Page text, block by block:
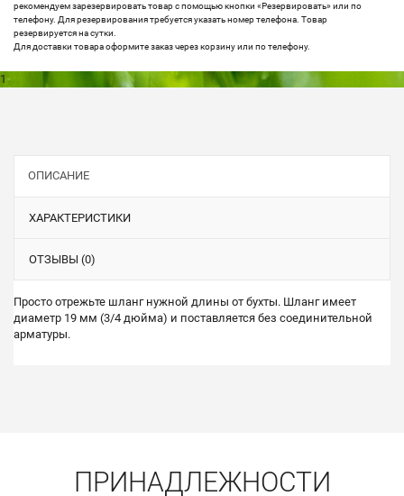
рекомендуем зарезервировать товар с помощью кнопки «Резервировать» или по
телефону. Для резервирования требуется указать номер телефона. Товар
резервируется на сутки.
Для доставки товара оформите заказ через корзину или по телефону.
1
ОПИСАНИЕ
ХАРАКТЕРИСТИКИ
ОТЗЫВЫ (0)
Просто отрежьте шланг нужной длины от бухты. Шланг имеет
диаметр 19 мм (3/4 дюйма) и поставляется без соединительной
арматуры.
ПРИНАДЛЕЖНОСТИ